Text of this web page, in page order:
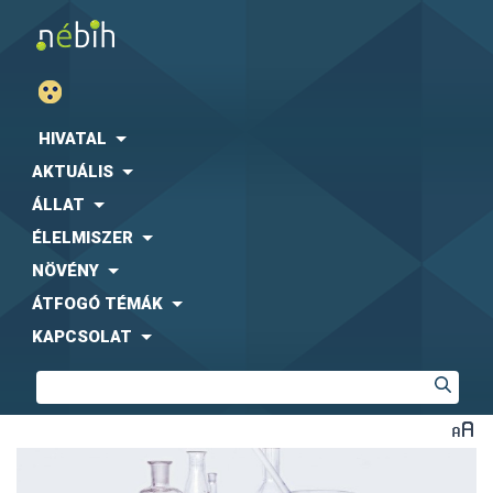
HIVATAL
AKTUÁLIS
ÁLLAT
ÉLELMISZER
NÖVÉNY
ÁTFOGÓ TÉMÁK
KAPCSOLAT